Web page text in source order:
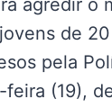
agredir o
de
pela
(19),